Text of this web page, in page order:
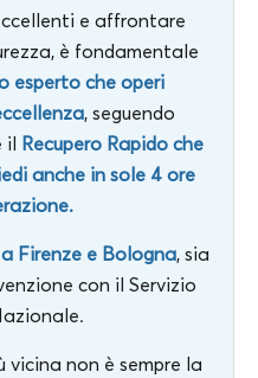
e affrontare
è fondamentale
esperto che operi
, seguendo
il Recupero Rapido che
anche in sole 4 ore
a Firenze e Bologna, sia
con il Servizio
non è sempre la